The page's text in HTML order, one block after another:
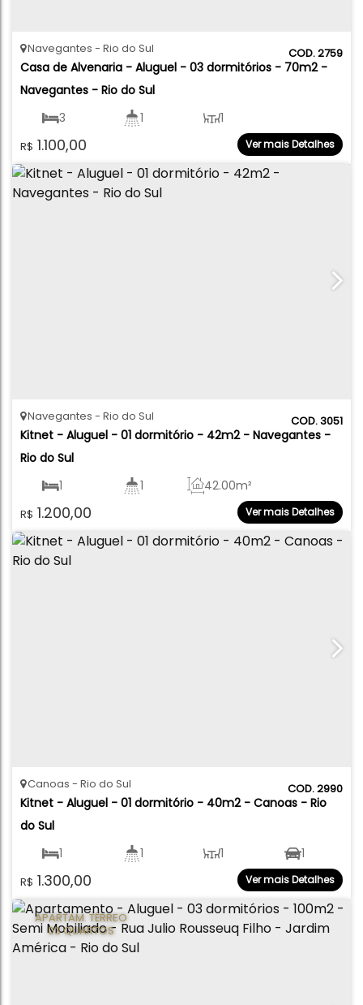
2759
Casa de Alvenaria - Aluguel - 03 dormitórios - 70m2 -
Navegantes - Rio do Sul
R$ 1.100,00
Navegantes Rio do Sul
3 1 1
70.00m² Ver mais Detalhes
3051
Kitnet - Aluguel - 01 dormitório - 42m2 - Navegantes -
Rio do Sul
R$ 1.200,00
Navegantes Rio do Sul
1 1 42.00m²
Ver mais Detalhes
2990
Kitnet - Aluguel - 01 dormitório - 40m2 - Canoas - Rio
do Sul
R$ 1.300,00
Canoas Rio do Sul
1 1
40.00m²
1 1
Ver mais Detalhes
APARTAM. TÉRREO
03 QUARTOS